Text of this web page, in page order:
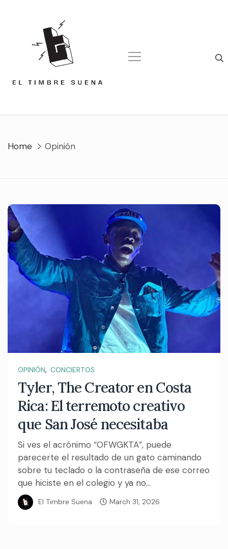
Home Opinión
OPINIÓN, CONCIERTOS
Tyler, The Creator en Costa
Rica: El terremoto creativo
que San José necesitaba
Si ves el acrónimo “OFWGKTA”, puede
parecerte el resultado de un gato caminando
sobre tu teclado o la contraseña de ese correo
que hiciste en el colegio y ya no...
El Timbre Suena March 31, 2026